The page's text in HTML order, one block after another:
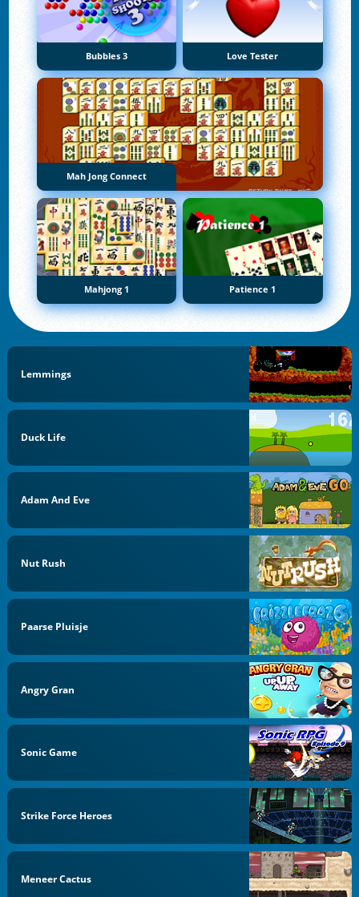
Bubbles 3 Love Tester
Mah Jong Connect
Mahjong 1 Patience 1
Lemmings
Duck Life
Adam And Eve
Nut Rush
Paarse Pluisje
Angry Gran
Sonic Game
Strike Force Heroes
Meneer Cactus